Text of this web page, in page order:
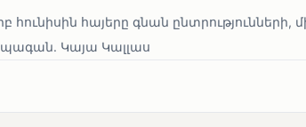
հունիսին հայերը գնան
Կայա Կալլաս